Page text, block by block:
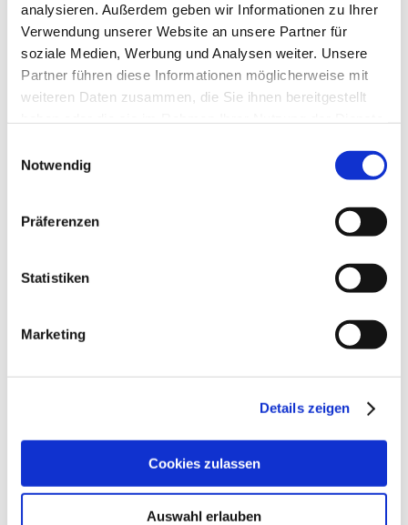
analysieren. Außerdem geben wir Informationen zu Ihrer
Verwendung unserer Website an unsere Partner für
soziale Medien, Werbung und Analysen weiter. Unsere
Partner führen diese Informationen möglicherweise mit
weiteren Daten zusammen, die Sie ihnen bereitgestellt
Notwendig
Präferenzen
Statistiken
Marketing
Details zeigen
Cookies zulassen
Auswahl erlauben